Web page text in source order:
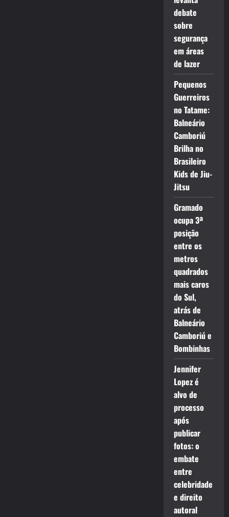
debate
sobre
segurança
em áreas
de lazer
Pequenos
Guerreiros
no Tatame:
Balneário
Camboriú
Brilha no
Brasileiro
Kids de Jiu-
Jitsu
Gramado
ocupa 3ª
posição
entre os
metros
quadrados
mais caros
do Sul,
atrás de
Balneário
Camboriú e
Bombinhas
Jennifer
Lopez é
alvo de
processo
após
publicar
fotos: o
embate
entre
celebridade
e direito
autoral